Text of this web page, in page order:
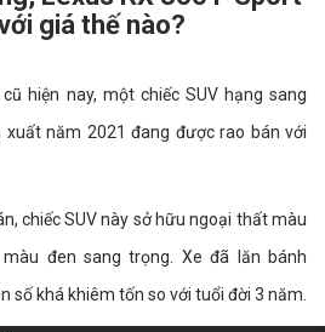
giá thế nào?
hiện nay, một chiếc SUV hạng sang
xuất năm 2021 đang được rao bán với
chiếc SUV này sở hữu ngoại thất màu
đen sang trọng. Xe đã lăn bánh
số khá khiêm tốn so với tuổi đời 3 năm.